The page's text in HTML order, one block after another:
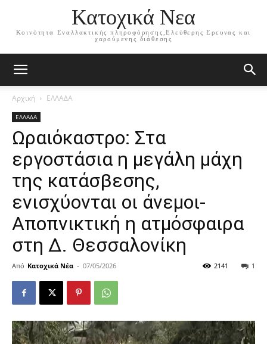
Κατοχικά Νεα
Κοινότητα Εναλλακτικής πληροφόρησης,Ελεύθερης Ερευνας και
χαρούμενης διάθεσης
Αρχική ΕΛΛΑΔΑ
ΕΛΛΑΔΑ
Ωραιόκαστρο: Στα
εργοστάσια η μεγάλη μάχη
της κατάσβεσης,
ενισχύονται οι άνεμοι-
Αποπνικτική η ατμόσφαιρα
στη Δ. Θεσσαλονίκη
Από Κατοχικά Νέα - 07/05/2026 1
2141